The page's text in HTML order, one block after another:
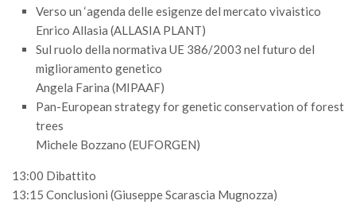
Premi SISEF
XV Congresso (Sassari 2026)
XIV Congresso (Padova 2024)
XIII Congresso (Orvieto 2022)
XII Congresso (Palermo 2019)
XI Congresso (Roma 2017)
X Congresso (Firenze 2015)
IX Congresso (Bolzano 2013)
Verso un ‘agenda delle esigenze del mercato vivaistico
Enrico Allasia (ALLASIA PLANT)
Sul ruolo della normativa UE 386/2003 nel futuro del
miglioramento genetico
Angela Farina (MIPAAF)
Pan-European strategy for genetic conservation of forest
trees
Michele Bozzano (EUFORGEN)
13:00 Dibattito
13:15 Conclusioni (Giuseppe Scarascia Mugnozza)